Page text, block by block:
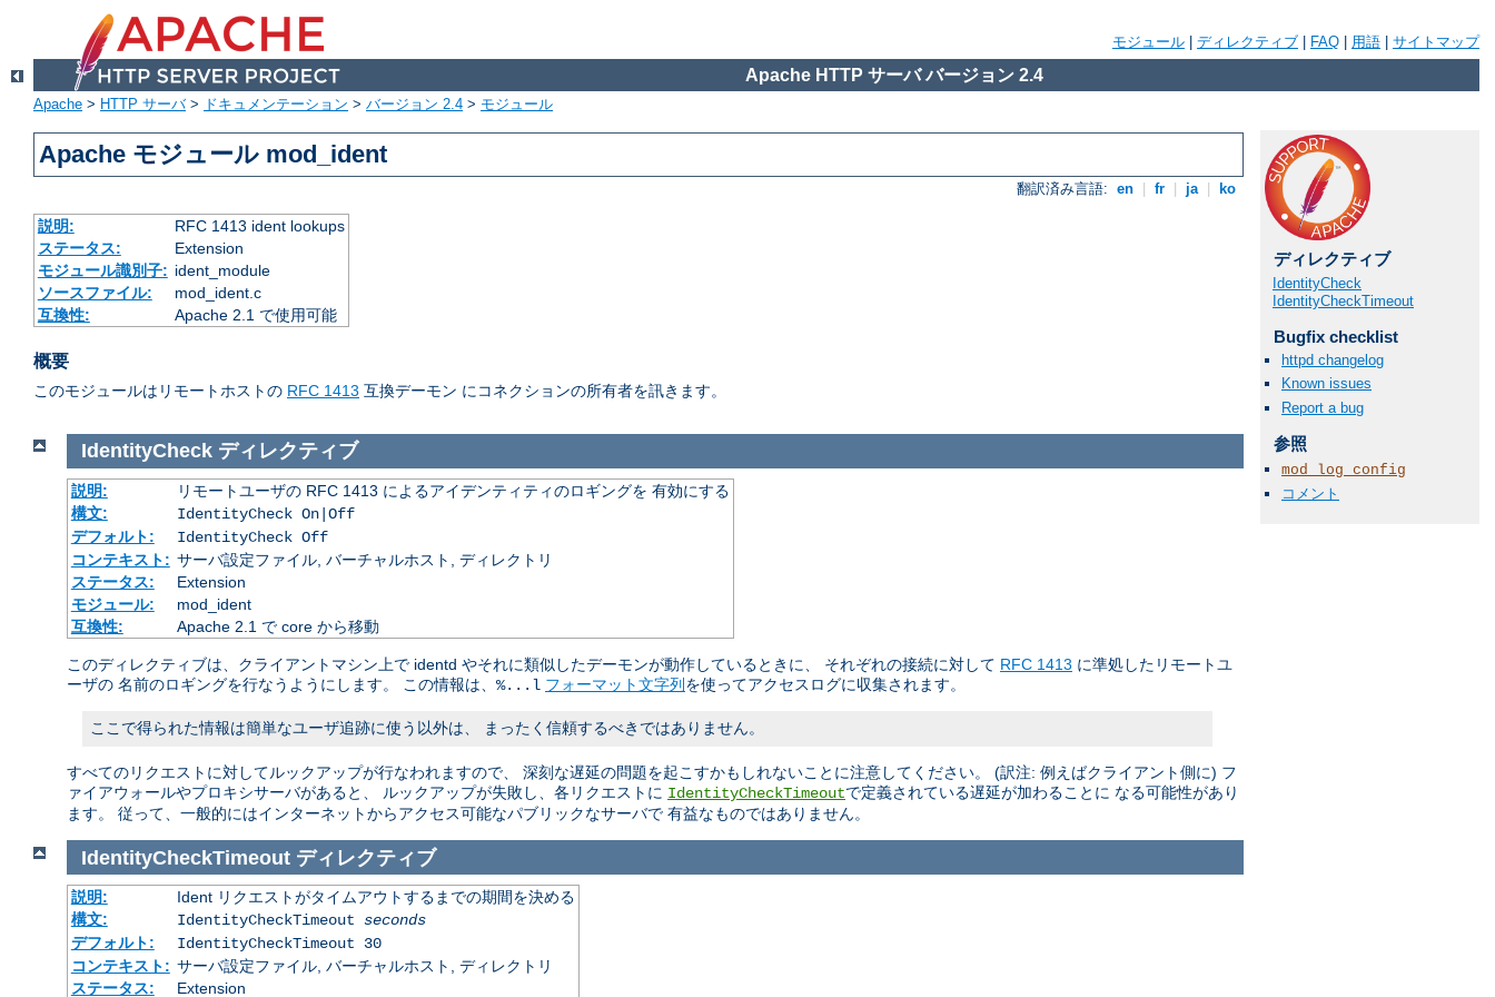
モジュール ディレクティブ FAQ 用語 サイトマップ
Apache HTTP サーバ バージョン 2.4
Apache > HTTP サーバ> ドキュメンテーション > バージョン 2.4 > モジュール
Apache モジュール mod_ident
翻訳済み言語: en fr ja ko
説明:
RFC 1413 ident lookups
ステータス:
Extension
モジュール識別子: ident_module
ソースファイル:
mod_ident.c
互換性:
Apache 2.1 で使用可能
概要
このモジュールはリモートホストの RFC 1413 互換デーモン にコネクションの所有者を訊きます。
ディレクティブ
IdentityCheck
IdentityCheckTimeout
Bugfix checklist
httpd changelog
Known issues
Report a bug
参照
mod_log_config
コメント
IdentityCheck ディレクティブ
説明:
リモートユーザの RFC 1413 によるアイデンティティのロギングを 有効にする
構文:
IdentityCheck On|Off
デフォルト:
IdentityCheck Off
コンテキスト: サーバ設定ファイル, バーチャルホスト, ディレクトリ
ステータス:
Extension
モジュール:
mod_ident
互換性:
Apache 2.1 で core から移動
このディレクティブは、クライアントマシン上で identd やそれに類似したデーモンが動作しているときに、 それぞれの接続に対して RFC 1413 に準処したリモートユ
ーザの 名前のロギングを行なうようにします。 この情報は、 %...l フォーマット文字列 を使ってアクセスログに収集されます。
ここで得られた情報は簡単なユーザ追跡に使う以外は、 まったく信頼するべきではありません。
すべてのリクエストに対してルックアップが行なわれますので、 深刻な遅延の問題を起こすかもしれないことに注意してください。 (訳注: 例えばクライアント側に) フ
ァイアウォールやプロキシサーバがあると、 ルックアップが失敗し、各リクエストに IdentityCheckTimeoutで定義されている遅延が加わることに なる可能性があり
ます。 従って、一般的にはインターネットからアクセス可能なパブリックなサーバで 有益なものではありません。
IdentityCheckTimeout ディレクティブ
説明:
Ident リクエストがタイムアウトするまでの期間を決める
構文:
IdentityCheckTimeout seconds
デフォルト:
IdentityCheckTimeout 30
コンテキスト: サーバ設定ファイル, バーチャルホスト, ディレクトリ
ステータス:
Extension